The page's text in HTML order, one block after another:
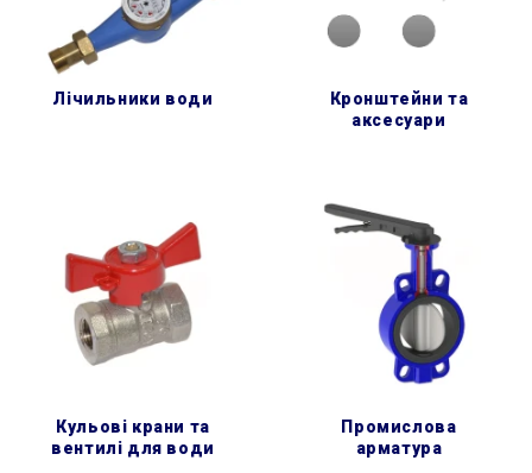
лічильники води
кронштейни та
аксесуари
кульові крани та
вентилі для води
промислова
арматура